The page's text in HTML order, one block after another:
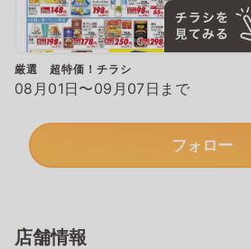
厳選 超特価！チラシ
08月01日〜09月07日まで
フォロー
店舗情報